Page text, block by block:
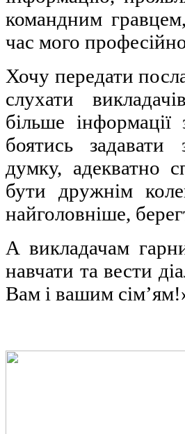
командним
час мого
Хочу передати
слухати
більше інформації
боятись
думку, адекватно
бути дружнім
найголовніше,
А викладачам
навчати та вести
Вам і вашим